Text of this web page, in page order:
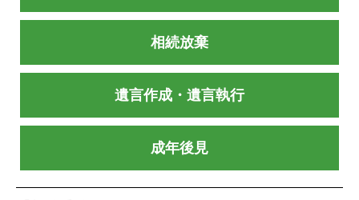
相続放棄
遺言作成・遺言執行
成年後見